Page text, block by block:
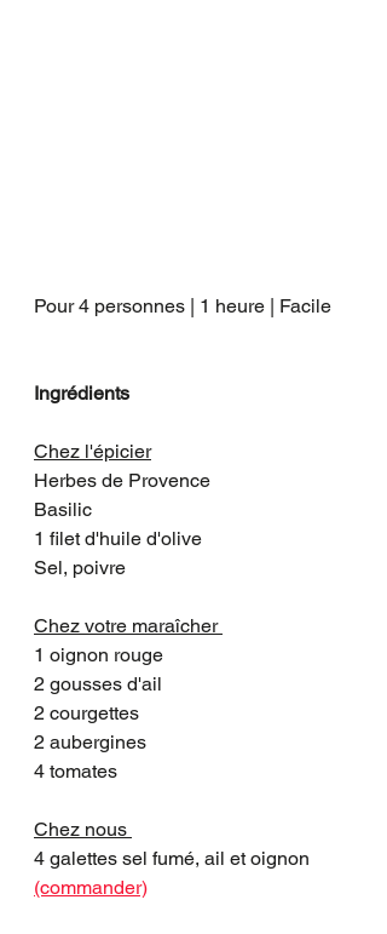
Pour 4 personnes | 1 heure | Facile
Ingrédients
Chez l'épicier
Herbes de Provence
Basilic
1 filet d'huile d'olive
Sel, poivre
Chez votre maraîcher
1 oignon rouge
2 gousses d'ail
2 courgettes
2 aubergines
4 tomates
Chez nous
4 galettes sel fumé, ail et oignon
(commander)